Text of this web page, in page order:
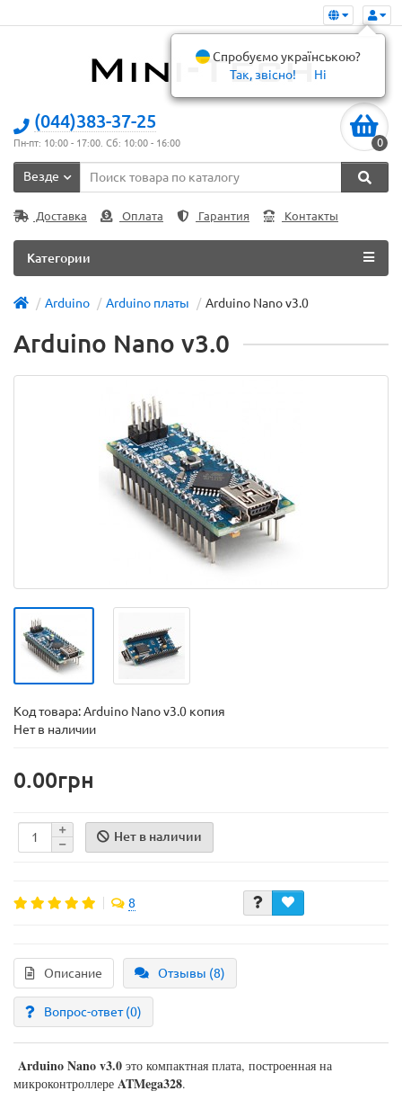
(044)383-37-25
Пн-пт: 10:00 - 17:00. Сб: 10:00 - 16:00 0
Везде
Доставка Оплата Гарантия Контакты
Категории
Arduino Arduino платы Arduino Nano v3.0
Arduino Nano v3.0
Код товара:Arduino Nano v3.0 копия
Нет в наличии
0.00грн
Нет в наличии
8
Описание Отзывы (8)
Вопрос-ответ(0)
Arduino Nano v3.0 это компактная плата, построенная на
микроконтроллере ATMega328.
Спробуємо українською?
Так, звісно!
Ні